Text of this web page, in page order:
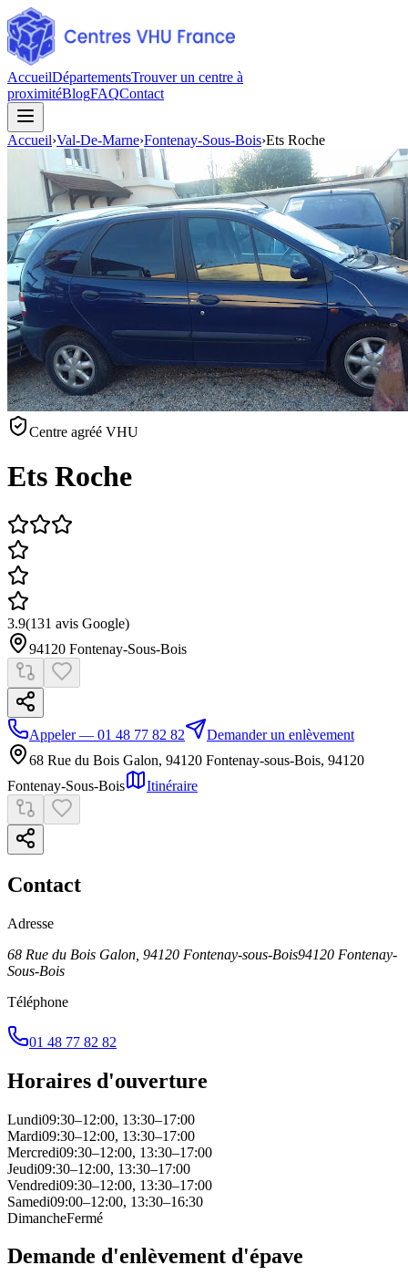
AccueilDépartementsTrouver un centre à
proximitéBlogFAQContact
Accueil›Val-De-Marne›Fontenay-Sous-Bois›Ets Roche
Centre agréé VHU
Ets Roche
3.9(131 avis Google)
94120 Fontenay-Sous-Bois
Appeler — 01 48 77 82 82
Demander un enlèvement
68 Rue du Bois Galon, 94120 Fontenay-sous-Bois, 94120
Fontenay-Sous-Bois
Itinéraire
Contact
Adresse
68 Rue du Bois Galon, 94120 Fontenay-sous-Bois94120 Fontenay-
Sous-Bois
Téléphone
01 48 77 82 82
Horaires d'ouverture
Lundi09:30–12:00, 13:30–17:00
Mardi09:30–12:00, 13:30–17:00
Mercredi09:30–12:00, 13:30–17:00
Jeudi09:30–12:00, 13:30–17:00
Vendredi09:30–12:00, 13:30–17:00
Samedi09:00–12:00, 13:30–16:30
DimancheFermé
Demande d'enlèvement d'épave